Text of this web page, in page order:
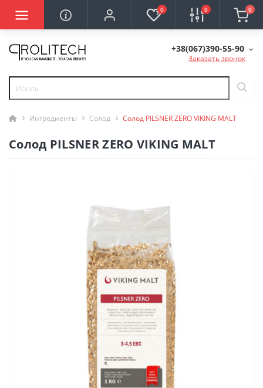
0 0 0
+38(067)390-55-90
Заказать звонок
Ингредиенты Солод Солод PILSNER ZERO VIKING MALT
Солод PILSNER ZERO VIKING MALT